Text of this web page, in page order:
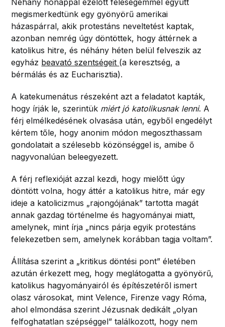
megismerkedtünk egy gyönyörű amerikai
házaspárral, akik protestáns neveltetést kaptak,
azonban nemrég úgy döntöttek, hogy áttérnek a
katolikus hitre, és néhány héten belül felveszik az
egyház beavató szentségeit (a keresztség, a
bérmálás és az Eucharisztia).
A katekumenátus részeként azt a feladatot kapták,
hogy írják le, szerintük miért jó katolikusnak lenni. A
férj elmélkedésének olvasása után, egyből engedélyt
kértem tőle, hogy anonim módon megoszthassam
gondolatait a szélesebb közönséggel is, amibe ő
nagyvonalúan beleegyezett.
A férj reflexióját azzal kezdi, hogy mielőtt úgy
döntött volna, hogy áttér a katolikus hitre, már egy
ideje a katolicizmus „rajongójának” tartotta magát
annak gazdag történelme és hagyományai miatt,
amelynek, mint írja „nincs párja egyik protestáns
felekezetben sem, amelynek korábban tagja voltam”.
Állítása szerint a „kritikus döntési pont” életében
azután érkezett meg, hogy meglátogatta a gyönyörű,
katolikus hagyományairól és építészetéről ismert
olasz városokat, mint Velence, Firenze vagy Róma,
ahol elmondása szerint Jézusnak dedikált „olyan
felfoghatatlan szépséggel” találkozott, hogy nem